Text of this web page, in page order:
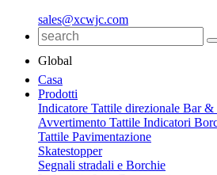
sales@xcwjc.com
Global
Casa
Prodotti
Indicatore Tattile direzionale Bar &
Avvertimento Tattile Indicatori
Tattile Pavimentazione
Skatestopper
Segnali stradali e Borchie